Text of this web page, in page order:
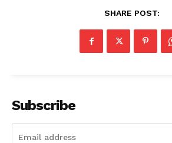
SHARE POST:
Subscribe